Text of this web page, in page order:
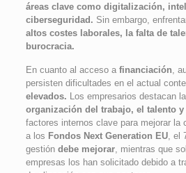
áreas clave como digitalización,
ciberseguridad. Sin embargo,
altos costes laborales, la falta de
burocracia.
En cuanto al acceso a financiación,
persisten dificultades en el actual
elevados. Los empresarios destacan la
organización del trabajo, el talento
factores internos clave para mejorar la
a los Fondos Next Generation EU, el
gestión debe mejorar, mientras que
empresas los han solicitado debido a